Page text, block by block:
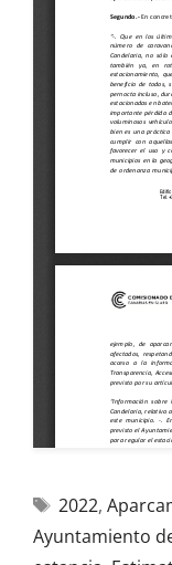
2022,
Ayuntamiento